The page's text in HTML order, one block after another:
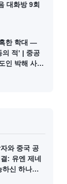
대화방 9회
한 학대 ―
의 적’ | 중공
인 박해 사실
와 중국 공
: 유엔 제네
하신 하나님